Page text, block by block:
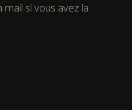
si vous avez la